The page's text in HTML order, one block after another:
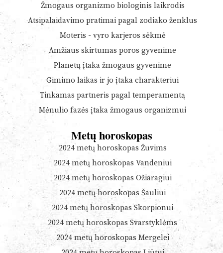
Žmogaus organizmo biologinis laikrodis
Atsipalaidavimo pratimai pagal zodiako ženklus
Moteris - vyro karjeros sėkmė
Amžiaus skirtumas poros gyvenime
Planetų įtaka žmogaus gyvenime
Gimimo laikas ir jo įtaka charakteriui
Tinkamas partneris pagal temperamentą
Mėnulio fazės įtaka žmogaus organizmui
Metų horoskopas
2024 metų horoskopas Žuvims
2024 metų horoskopas Vandeniui
2024 metų horoskopas Ožiaragiui
2024 metų horoskopas Šauliui
2024 metų horoskopas Skorpionui
2024 metų horoskopas Svarstyklėms
2024 metų horoskopas Mergelei